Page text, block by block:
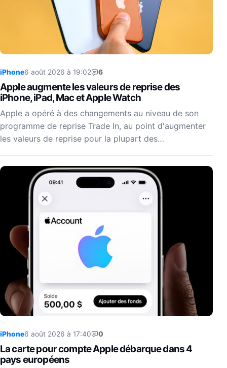
iPhone6 août 2026 à 19:02 6
Apple augmente les valeurs de reprise des
iPhone, iPad, Mac et Apple Watch
Apple a opéré à des changements au niveau de son
programme de reprise Trade In, au point d'augmenter
les valeurs de reprise pour la plupart des…
iPhone6 août 2026 à 17:40 0
La carte pour compte Apple débarque dans 4
pays européens